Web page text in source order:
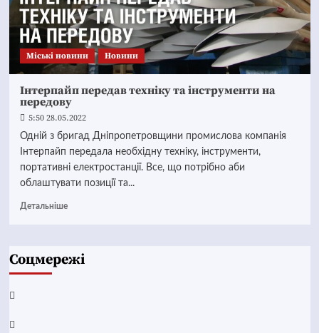
Mіські новини Новини
Інтерпайп передав техніку та інструменти на
передову
5:50 28.05.2022
Одній з бригад Дніпропетровщини промислова компанія
Інтерпайп передала необхідну техніку, інструменти,
портативні електростанції. Все, що потрібно аби
облаштувати позиції та...
Детальніше
Соцмережі
Facebook
YouTube